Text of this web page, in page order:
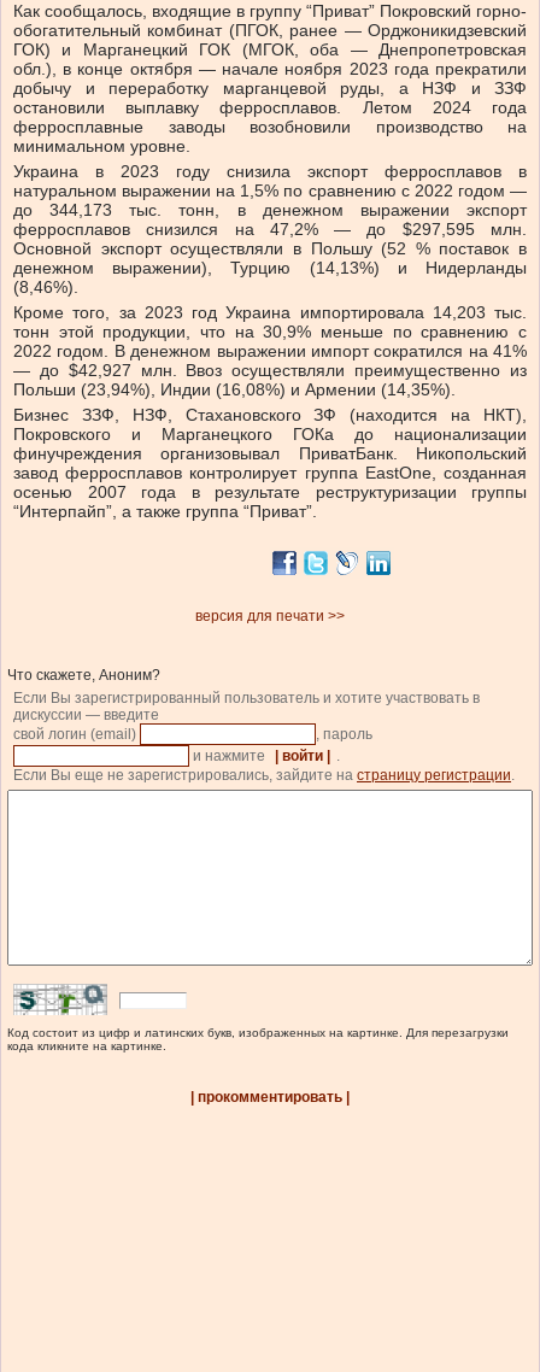
Как сообщалось, входящие в группу “Приват” Покровский горно-
обогатительный комбинат (ПГОК, ранее — Орджоникидзевский
ГОК) и Марганецкий ГОК (МГОК, оба — Днепропетровская
обл.), в конце октября — начале ноября 2023 года прекратили
добычу и переработку марганцевой руды, а НЗФ и ЗЗФ
остановили выплавку ферросплавов. Летом 2024 года
ферросплавные заводы возобновили производство на
минимальном уровне.
Украина в 2023 году снизила экспорт ферросплавов в
натуральном выражении на 1,5% по сравнению с 2022 годом —
до 344,173 тыс. тонн, в денежном выражении экспорт
ферросплавов снизился на 47,2% — до $297,595 млн.
Основной экспорт осуществляли в Польшу (52 % поставок в
денежном выражении), Турцию (14,13%) и Нидерланды
(8,46%).
Кроме того, за 2023 год Украина импортировала 14,203 тыс.
тонн этой продукции, что на 30,9% меньше по сравнению с
2022 годом. В денежном выражении импорт сократился на 41%
— до $42,927 млн. Ввоз осуществляли преимущественно из
Польши (23,94%), Индии (16,08%) и Армении (14,35%).
Бизнес ЗЗФ, НЗФ, Стахановского ЗФ (находится на НКТ),
Покровского и Марганецкого ГОКа до национализации
финучреждения организовывал ПриватБанк. Никопольский
завод ферросплавов контролирует группа EastOne, созданная
осенью 2007 года в результате реструктуризации группы
“Интерпайп”, а также группа “Приват”.
версия для печати >>
Что скажете, Аноним?
Если Вы зарегистрированный пользователь и хотите участвовать в
дискуссии — введите
свой логин (email)
, пароль
и нажмите
| войти |
.
Если Вы еще не зарегистрировались, зайдите на страницу регистрации.
Код состоит из цифр и латинских букв, изображенных на картинке. Для перезагрузки
кода кликните на картинке.
| прокомментировать |